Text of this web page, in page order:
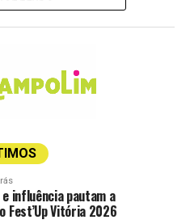
bossa nova e da MPB.
o músico Pelissari
tarde com hits do pop rock
da mostra é de
de aquisição de
aproveitar a viagem e
da arquitetura e
influência pautam a
Fest’Up Vitória 2026